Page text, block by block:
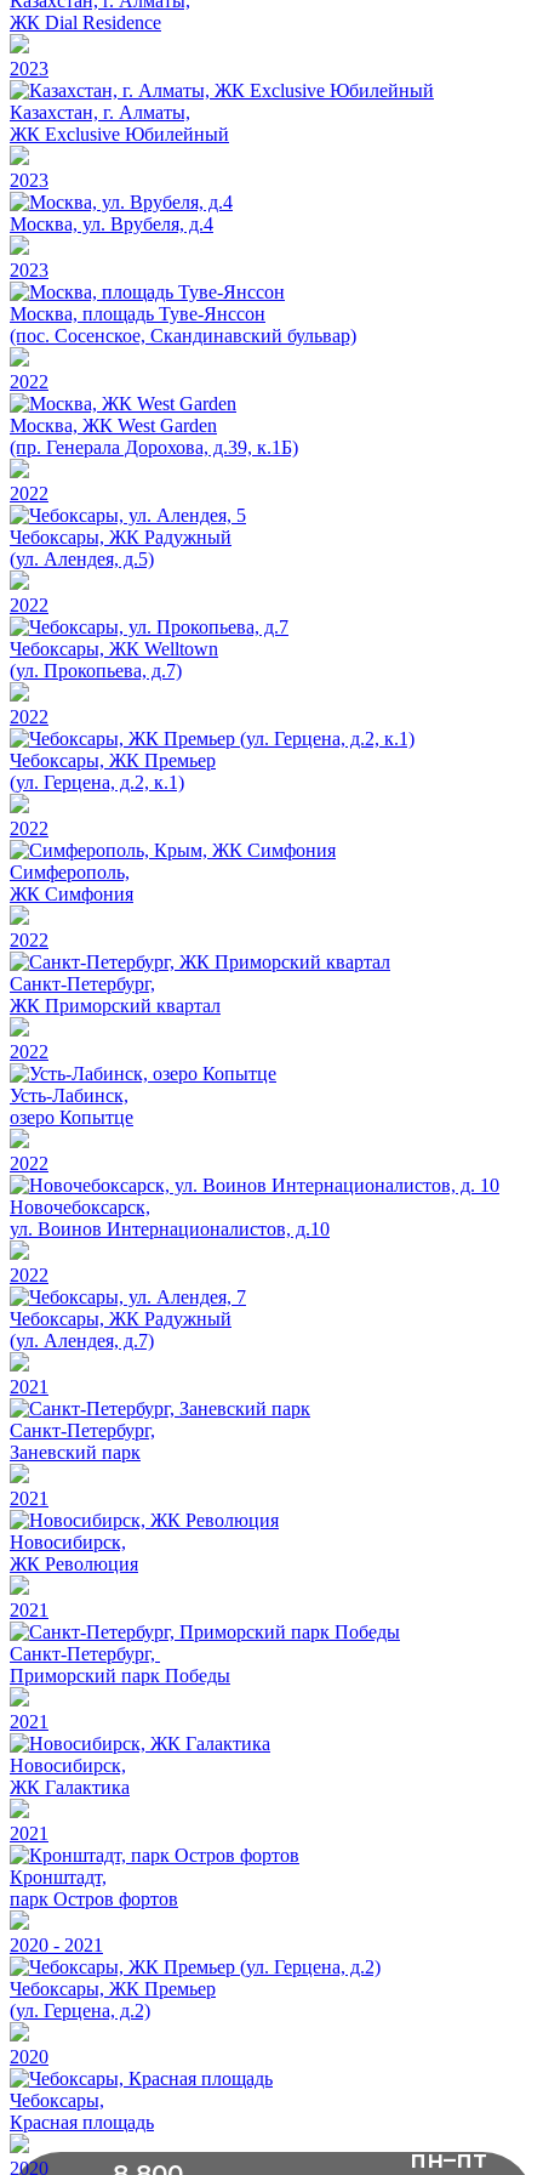
ЖК Dial Residence
2023
Казахстан, г. Алматы,
ЖК Exclusive Юбилейный
2023
Москва, ул. Врубеля, д.4
2023
Москва, площадь Туве-Янссон
(пос. Сосенское, Скандинавский бульвар)
2022
Москва, ЖК West Garden
(пр. Генерала Дорохова, д.39, к.1Б)
2022
Чебоксары, ЖК Радужный
(ул. Алендея, д.5)
2022
Чебоксары, ЖК Welltown
(ул. Прокопьева, д.7)
2022
Чебоксары, ЖК Премьер
(ул. Герцена, д.2, к.1)
2022
Симферополь,
ЖК Симфония
2022
Санкт-Петербург,
ЖК Приморский квартал
2022
Усть-Лабинск,
озеро Копытце
2022
Новочебоксарск,
ул. Воинов Интернационалистов, д.10
2022
Чебоксары, ЖК Радужный
(ул. Алендея, д.7)
2021
Санкт-Петербург,
Заневский парк
2021
Новосибирск,
ЖК Революция
2021
Санкт-Петербург,
Приморский парк Победы
2021
Новосибирск,
ЖК Галактика
2021
Кронштадт,
парк Остров фортов
2020 - 2021
Чебоксары, ЖК Премьер
(ул. Герцена, д.2)
2020
Чебоксары,
Красная площадь
2020
пн–пт